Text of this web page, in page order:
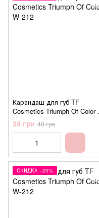
Карандаш для губ TF
Cosmetics Triumph Of Color
212 №214 Natural
(натуральный)
38 грн 48 грн
СКИДКА −20%